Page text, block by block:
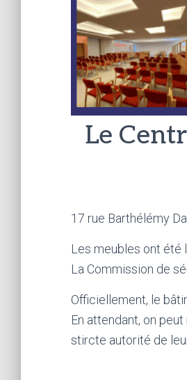
Le
17 rue Barthélémy
Les meubles ont été
La Commission de
Officiellement, le
En attendant, on
stircte autorité de